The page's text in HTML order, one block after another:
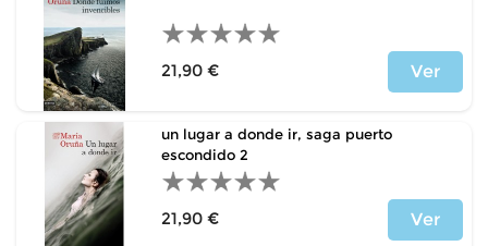
21,90 €
Ver
un lugar a donde ir, saga puerto
escondido 2
21,90 €
Ver